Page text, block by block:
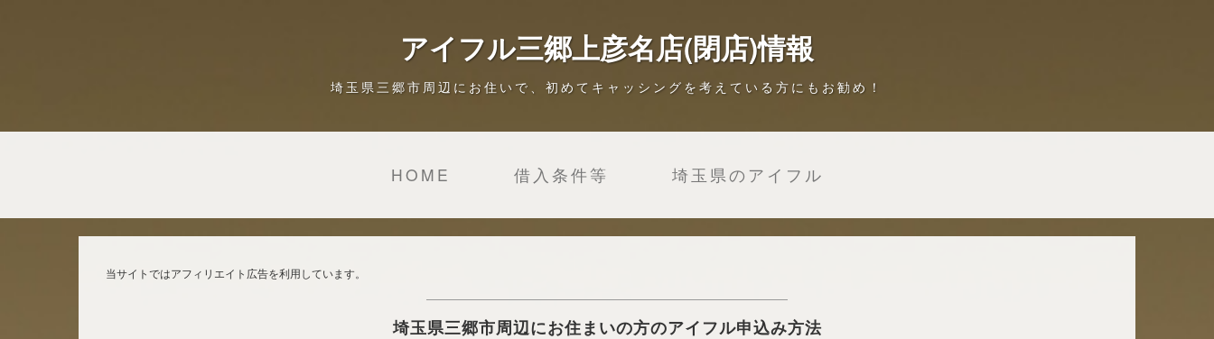
アイフル三郷上彦名店(閉店)情報
埼玉県三郷市周辺にお住いで、初めてキャッシングを考えている方にもお勧め！
HOME 借入条件等 埼玉県のアイフル
当サイトではアフィリエイト広告を利用しています。
埼玉県三郷市周辺にお住まいの方のアイフル申込み方法